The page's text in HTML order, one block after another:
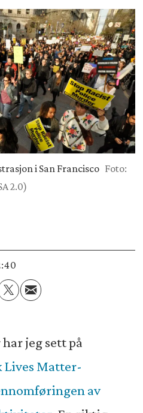
i San Francisco Foto:
2.0)
jeg sett på
Lives Matter-
av